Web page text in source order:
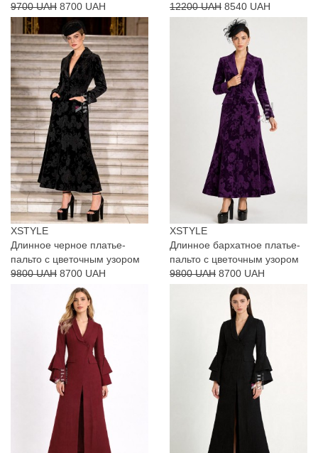
9700 UAH 8700 UAH
12200 UAH 8540 UAH
XSTYLE
Длинное черное платье-
пальто с цветочным узором
9800 UAH 8700 UAH
XSTYLE
Длинное бархатное платье-
пальто с цветочным узором
9800 UAH 8700 UAH